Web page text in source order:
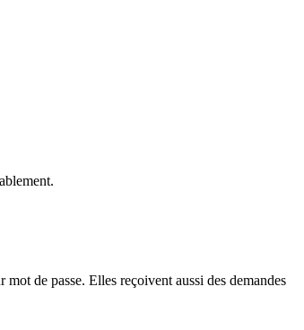
de passe. Elles reçoivent aussi des demandes